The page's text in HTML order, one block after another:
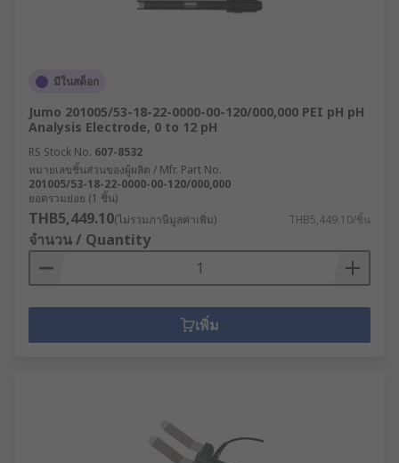
มีในสต็อก
Jumo 201005/53-18-22-0000-00-120/000,000 PEI pH pH
Analysis Electrode, 0 to 12 pH
RS Stock No. 607-8532
หมายเลขชิ้นส่วนของผู้ผลิต / Mfr. Part No.
201005/53-18-22-0000-00-120/000,000
ยอดรวมย่อย (1 ชิ้น)
THB5,449.10(ไม่รวมภาษีมูลค่าเพิ่ม) THB5,449.10/ชิ้น
จำนวน / Quantity
เพิ่ม